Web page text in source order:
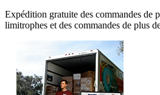
Expédition gratuite des commandes de
limitrophes et des commandes de plus